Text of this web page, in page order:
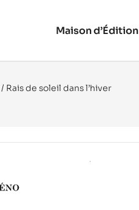
Maison d’Édition
/ Rais de soleil dans l’hiver